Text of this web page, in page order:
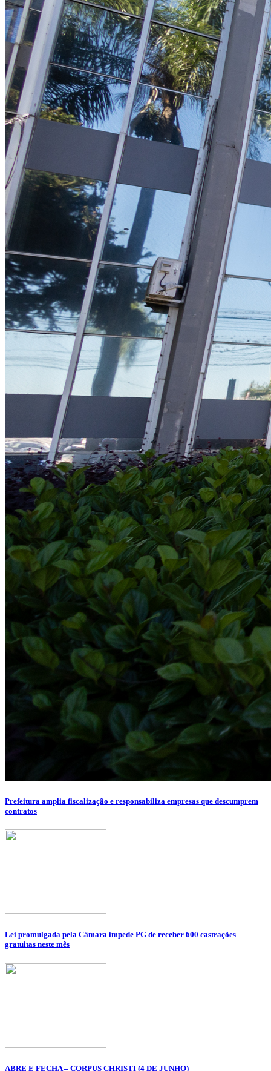
Prefeitura amplia fiscalização e responsabiliza empresas que descumprem
contratos
Lei promulgada pela Câmara impede PG de receber 600 castrações
gratuitas neste mês
ABRE E FECHA – CORPUS CHRISTI (4 DE JUNHO)